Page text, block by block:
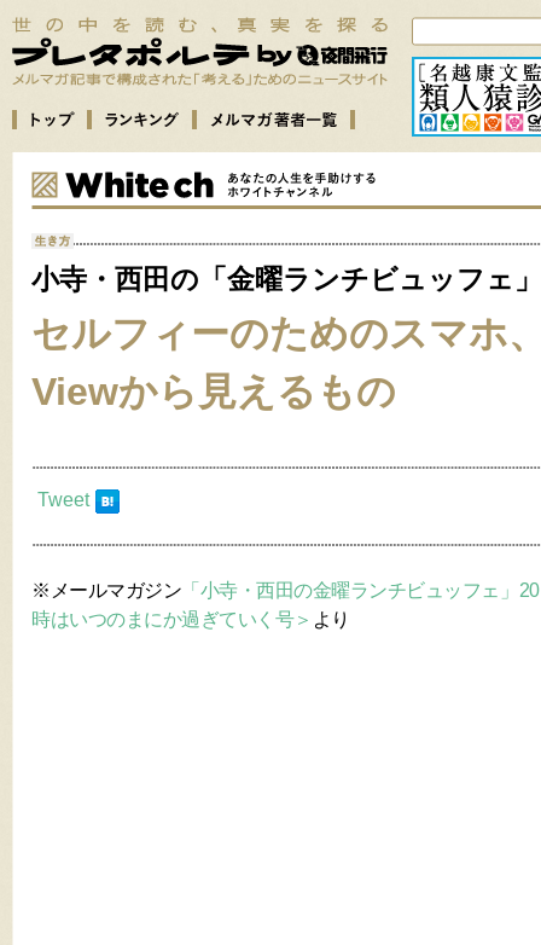
小寺・西田の「金曜ランチビュッフェ
セルフィーのためのスマホ
Viewから見えるもの
Tweet
※メールマガジン 「小寺・西田の金曜ランチビュッフェ」
時はいつのまにか過ぎていく号＞ より